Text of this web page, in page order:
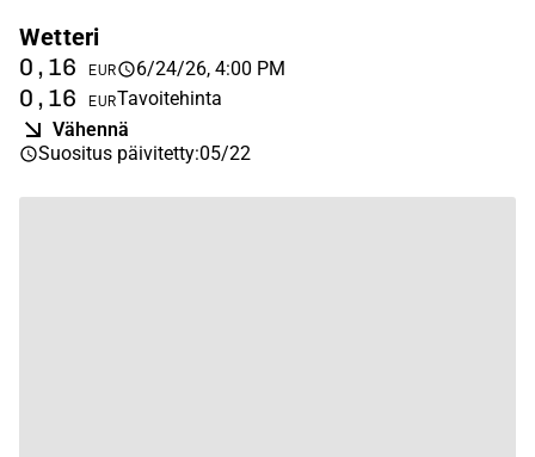
Wetteri
0,16 EUR 6/24/26, 4:00 PM
0,16 EURTavoitehinta
Vähennä
Suositus päivitetty:05/22